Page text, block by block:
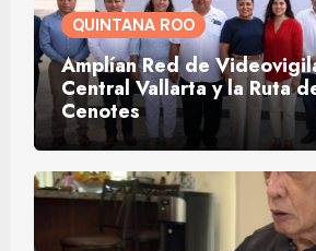
QUINTANA ROO
Amplían Red de
Central Vallarta y la Ruta
Cenotes